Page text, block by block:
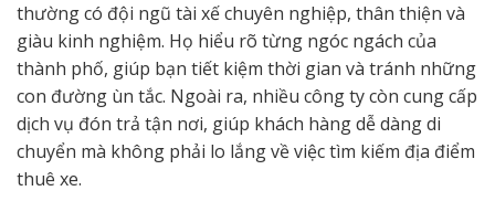
thường có đội ngũ tài xế chuyên nghiệp, thân thiện và
giàu kinh nghiệm. Họ hiểu rõ từng ngóc ngách của
thành phố, giúp bạn tiết kiệm thời gian và tránh những
con đường ùn tắc. Ngoài ra, nhiều công ty còn cung cấp
dịch vụ đón trả tận nơi, giúp khách hàng dễ dàng di
chuyển mà không phải lo lắng về việc tìm kiếm địa điểm
thuê xe.